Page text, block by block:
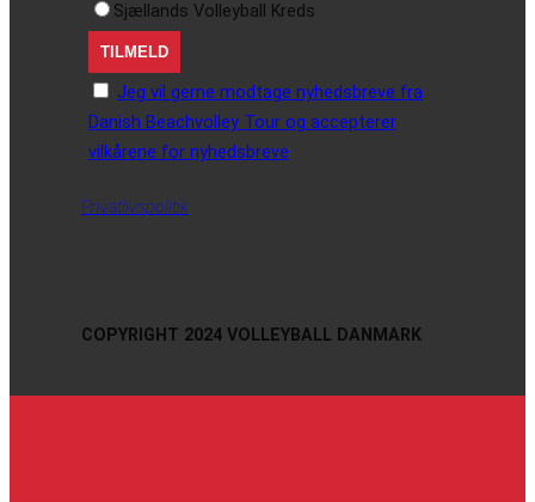
Sjællands Volleyball Kreds
Jeg vil gerne modtage nyhedsbreve fra
Danish Beachvolley Tour og accepterer
vilkårene for nyhedsbreve
Privatlivspolitik
COPYRIGHT 2024 VOLLEYBALL DANMARK